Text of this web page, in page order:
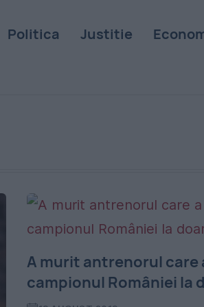
Politica Justitie
A murit antrenorul care
campionul României la